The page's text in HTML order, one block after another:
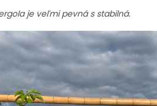
je veľmi pevná s stabilná.